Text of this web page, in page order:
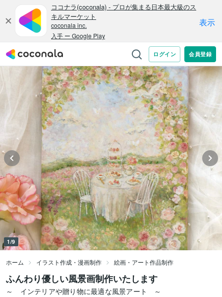
1/9
ホーム イラスト作成・漫画制作 絵画・アート作品制作
ふんわり優しい風景画制作いたします
～ インテリアや贈り物に最適な風景アート ～